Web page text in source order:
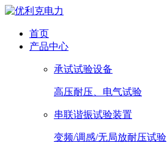
首页
产品中心
承试试验设备
高压耐压、电气试验
串联谐振试验装置
变频/调感/无局放耐压试验